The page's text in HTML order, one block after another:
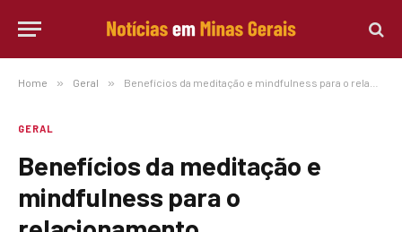
Home » Geral » Benefícios da meditação e mindfulness para o relacionamento
GERAL
Benefícios da meditação e
mindfulness para o